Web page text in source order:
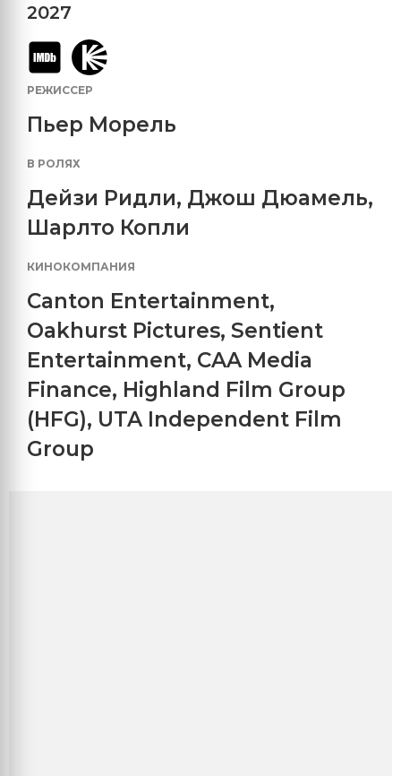
2027
РЕЖИССЕР
Пьер Морель
В РОЛЯХ
Дейзи Ридли, Джош Дюамель,
Шарлто Копли
КИНОКОМПАНИЯ
Canton Entertainment,
Oakhurst Pictures, Sentient
Entertainment, CAA Media
Finance, Highland Film Group
(HFG), UTA Independent Film
Group